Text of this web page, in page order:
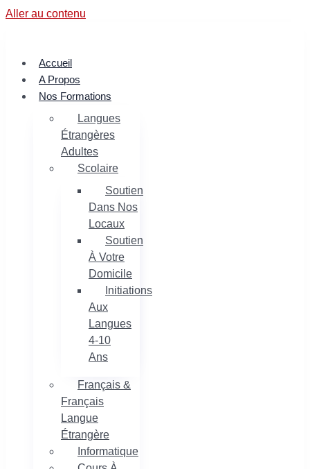
Aller au contenu
Accueil
A Propos
Nos Formations
Langues
Étrangères
Adultes
Scolaire
Soutien
Dans Nos
Locaux
Soutien
À Votre
Domicile
Initiations
Aux
Langues
4-10
Ans
Français &
Français
Langue
Étrangère
Informatique